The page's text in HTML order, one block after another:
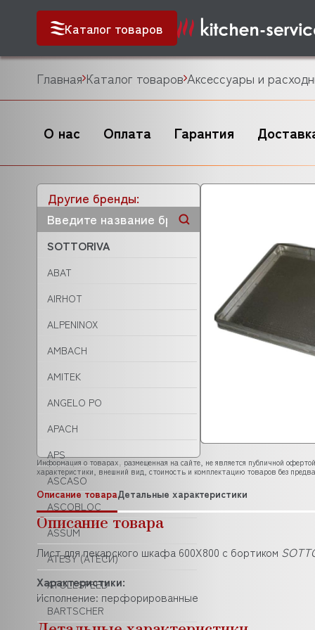
Каталог товаров
Главная Каталог товаров Аксессуары и
О нас Оплата Гарантия
Другие бренды:
SOTTORIVA
ABAT
AIRHOT
ALPENINOX
AMBACH
AMITEK
ANGELO PO
APACH
APS
ASCASO
ASCOBLOC
ASSUM
ATESY (АТЕСИ)
ATOLLSPEED
BARTSCHER
Информация о товарах, размещенная на сайте, не является публичной
характеристики, внешний вид, стоимость и комплектацию товаров без
Описание товараДетальные характеристики
Описание товара
Лист для пекарского шкафа 600X800 с бортиком
Характеристики:
Исполнение: перфорированные